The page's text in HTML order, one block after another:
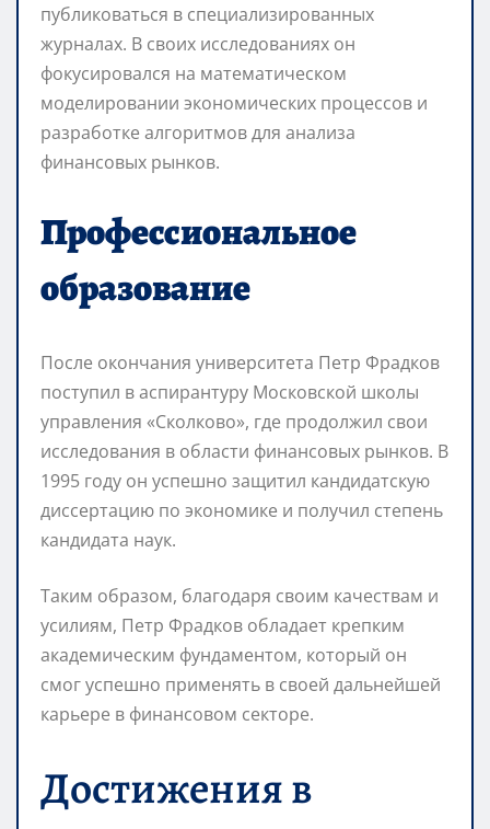
публиковаться в специализированных
журналах. В своих исследованиях он
фокусировался на математическом
моделировании экономических процессов и
разработке алгоритмов для анализа
финансовых рынков.
Профессиональное
образование
После окончания университета Петр Фрадков
поступил в аспирантуру Московской школы
управления «Сколково», где продолжил свои
исследования в области финансовых рынков. В
1995 году он успешно защитил кандидатскую
диссертацию по экономике и получил степень
кандидата наук.
Таким образом, благодаря своим качествам и
усилиям, Петр Фрадков обладает крепким
академическим фундаментом, который он
смог успешно применять в своей дальнейшей
карьере в финансовом секторе.
Достижения в